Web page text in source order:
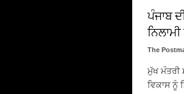
ਪੰਜਾਬ
The
ਮੁੱਖ ਮੰਤਰੀ
ਵਿਕਾਸ ਨੂੰ